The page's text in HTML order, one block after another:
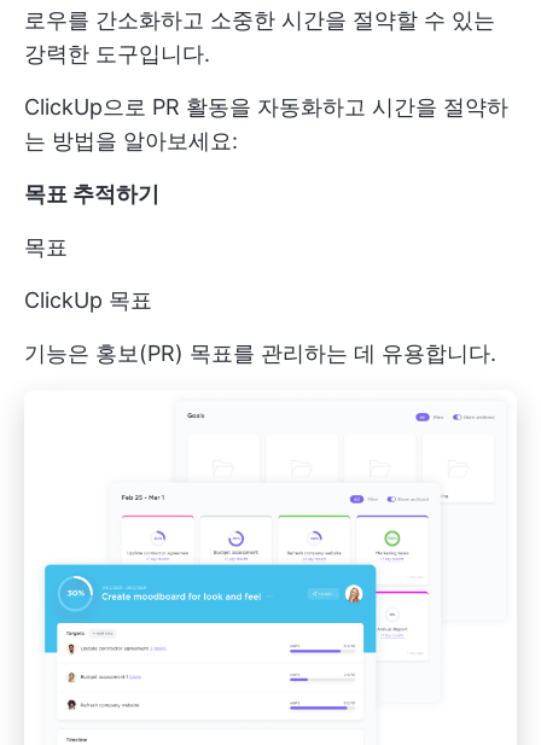
로우를 간소화하고 소중한 시간을 절약할 수 있는
강력한 도구입니다.
ClickUp으로 PR 활동을 자동화하고 시간을 절약하
는 방법을 알아보세요:
목표 추적하기
목표
ClickUp 목표
기능은 홍보(PR) 목표를 관리하는 데 유용합니다.